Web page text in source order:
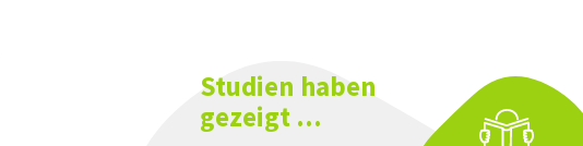
Studien haben
gezeigt ...